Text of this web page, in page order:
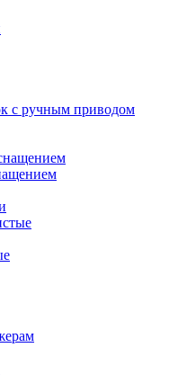
с ручным приводом